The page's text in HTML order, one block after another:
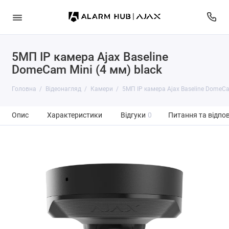
5МП IP камера Ajax Baseline
DomeCam Mini (4 мм) black
Головна Відеонагляд Камери 5МП IP камера Ajax Baseline
Опис Характеристики Відгуки 0 Питання та